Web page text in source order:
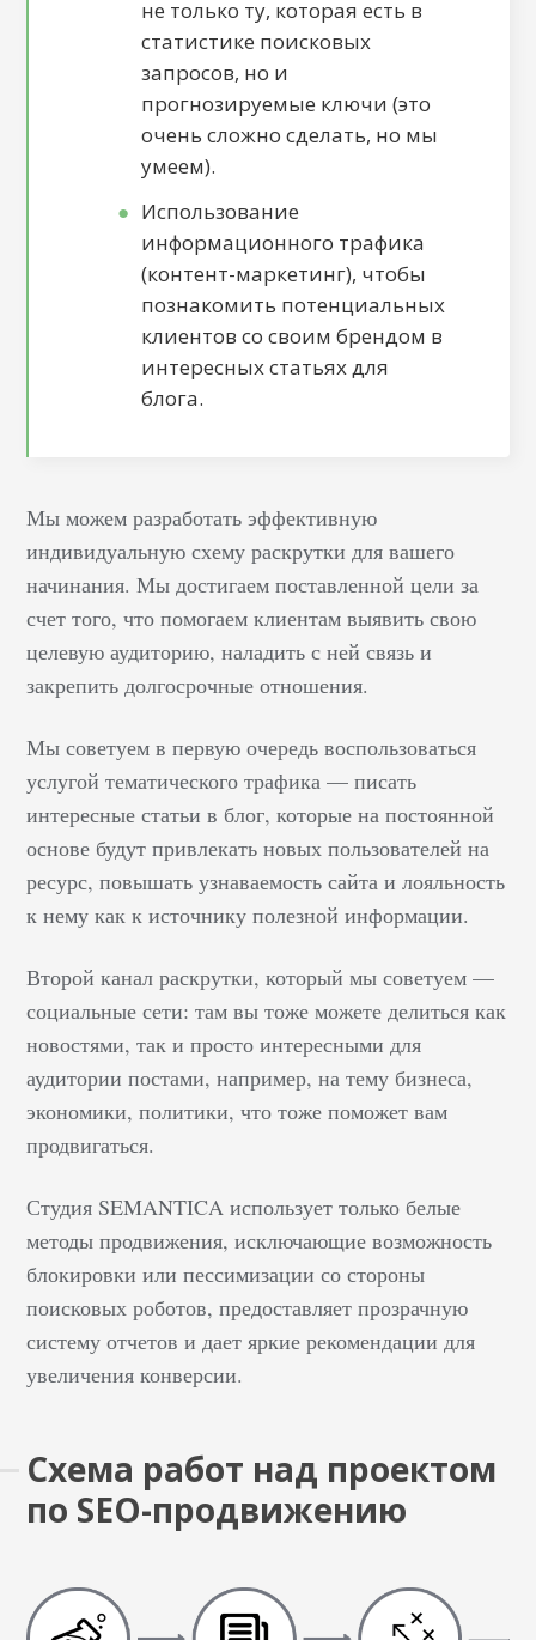
не только ту, которая есть в
статистике поисковых
запросов, но и
прогнозируемые ключи (это
очень сложно сделать, но мы
умеем).
Использование
информационного трафика
(контент-маркетинг), чтобы
познакомить потенциальных
клиентов со своим брендом в
интересных статьях для
блога.
Мы можем разработать эффективную
индивидуальную схему раскрутки для вашего
начинания. Мы достигаем поставленной цели за
счет того, что помогаем клиентам выявить свою
целевую аудиторию, наладить с ней связь и
закрепить долгосрочные отношения.
Мы советуем в первую очередь воспользоваться
услугой тематического трафика — писать
интересные статьи в блог, которые на постоянной
основе будут привлекать новых пользователей на
ресурс, повышать узнаваемость сайта и лояльность
к нему как к источнику полезной информации.
Второй канал раскрутки, который мы советуем —
социальные сети: там вы тоже можете делиться как
новостями, так и просто интересными для
аудитории постами, например, на тему бизнеса,
экономики, политики, что тоже поможет вам
продвигаться.
Студия SEMANTICA использует только белые
методы продвижения, исключающие возможность
блокировки или пессимизации со стороны
поисковых роботов, предоставляет прозрачную
систему отчетов и дает яркие рекомендации для
увеличения конверсии.
Схема работ над проектом
по SEO-продвижению